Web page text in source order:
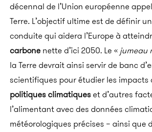
décennal de l’Union européenne
Terre. L’objectif ultime est de définir
conduite qui aidera l’Europe à
carbone nette d’ici 2050. Le « jumeau
la Terre devrait ainsi servir de banc
scientifiques pour étudier les impacts
politiques climatiqueset d’autres
l’alimentant avec des données
météorologiques précises – ainsi que